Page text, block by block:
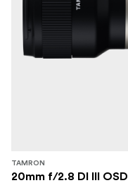
TAMRON
20mm f/2.8 DI III OSD